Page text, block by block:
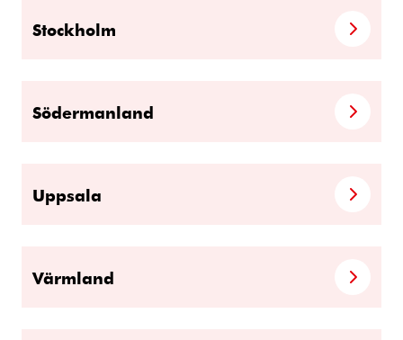
Stockholm
Södermanland
Uppsala
Värmland